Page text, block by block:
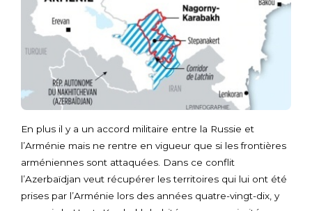
En plus il y a un accord militaire entre la Russie et
l’Arménie mais ne rentre en vigueur que si les frontières
arméniennes sont attaquées. Dans ce conflit
l’Azerbaïdjan veut récupérer les territoires qui lui ont été
prises par l’Arménie lors des années quatre-vingt-dix, y